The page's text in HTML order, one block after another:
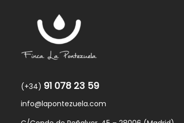
(+34) 91 078 23 59
info@lapontezuela.com